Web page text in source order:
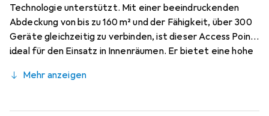
Technologie unterstützt. Mit einer beeindruckenden
Abdeckung von bis zu 160 m² und der Fähigkeit, über 300
Geräte gleichzeitig zu verbinden, ist dieser Access Point
ideal für den Einsatz in Innenräumen. Er bietet eine hohe
und 688 Mbit/s im 2.4 GHz-Band, was eine schnelle und
Stromversorgung erfolgt über Power over Ethernet
Mehr anzeigen